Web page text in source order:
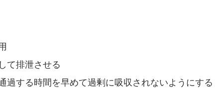
て排泄させる
過する時間を早めて過剰に吸収されないようにする